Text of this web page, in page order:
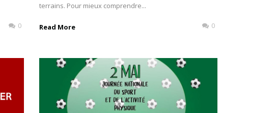
0
terrains. Pour mieux comprendre...
Read More 0